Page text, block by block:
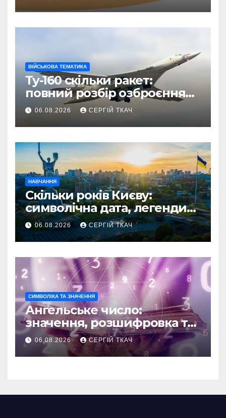
знищення
ВІЙСЬКОВА ТЕМАТИКА
Ту-160 скільки ракет:
повний розбір озброєння
стратегічного
бомбардувальника
06.08.2026 СЕРГІЙ ТКАЧ
НАВЧАННЯ
Скільки років Києву:
символічна дата, легенди
та те, що кажуть історики
06.08.2026 СЕРГІЙ ТКАЧ
СИМВОЛІКА ТА ЗНАЧЕННЯ
Ангельське число:
значення, розшифровка та
послання
06.08.2026 СЕРГІЙ ТКАЧ